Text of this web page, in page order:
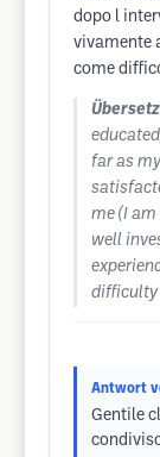
dopo l
vivamente
come
far as
me (I
well
difficulty
Antwort
Gentile